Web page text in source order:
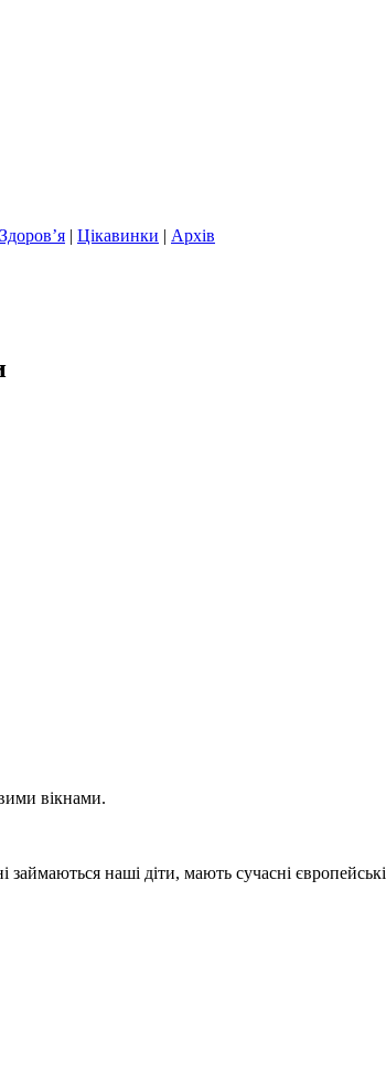
Здоров’я | Цікавинки | Архів
вікнами.
займаються наші діти, мають сучасні